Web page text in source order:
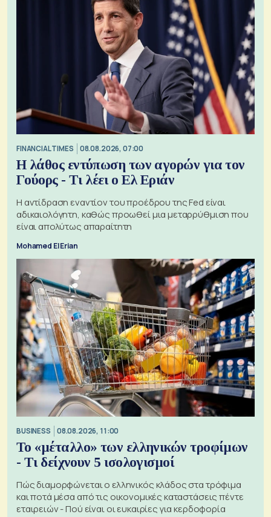
FINANCIAL TIMES 08.08.2026, 07:00
Η λάθος εντύπωση των αγορών για τον
Γούορς - Τι λέει ο Ελ Εριάν
Η αντίδραση εναντίον του προέδρου της Fed είναι
αδικαιολόγητη, καθώς προωθεί μια μεταρρύθμιση που
είναι απολύτως απαραίτητη
Mohamed El Erian
BUSINESS 08.08.2026, 11:00
Το «μέταλλο» των ελληνικών τροφίμων
- Τι δείχνουν 5 ισολογισμοί
Πώς διαμορφώνεται ο ελληνικός κλάδος στα τρόφιμα
και ποτά μέσα από τις οικονομικές καταστάσεις πέντε
εταιρειών - Πού είναι οι ευκαιρίες για κερδοφορία